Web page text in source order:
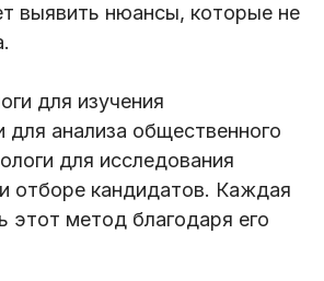
выявить нюансы, которые не
для изучения
для анализа общественного
для исследования
отборе кандидатов. Каждая
этот метод благодаря его